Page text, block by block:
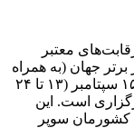
معتبر
حضور ۱۰۰ شطرنجباز برتر جهان (به همراه
چند سهمیه و شطرنجباز منتخب) از تاریخ ۴ تا ۱۵ سپتامبر (۱۳ تا ۲۴
است. این
کشورمان سوپر